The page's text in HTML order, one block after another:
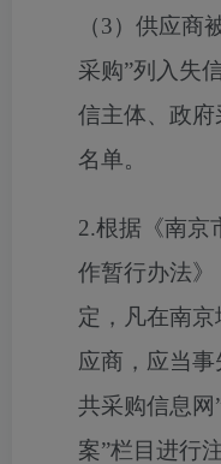
（3）供应商
采购”列入失
信主体、政
名单。
2.根据《南京
作暂行办法
定，凡在南
应商，应当事
共采购信息网
案”栏目进行